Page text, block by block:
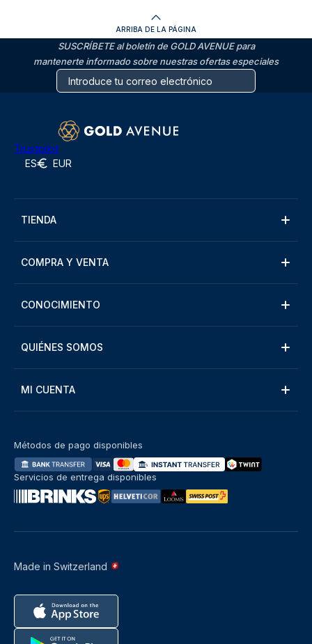
ARRIBA DE LA PÁGINA
SUSCRÍBETE al boletín de GOLD AVENUE para
mantenerte informado sobre nuestras ofertas especiales
Trustpilot
ES EUR
TIENDA
COMPRA Y VENTA
CONOCIMIENTO
QUIÉNES SOMOS
MI CUENTA
Made in Switzerland
Métodos de pago disponibles
Servicios de entrega disponibles